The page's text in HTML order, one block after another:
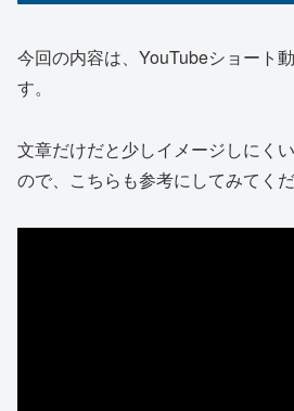
今回の内容は、YouTubeショート
す。
文章だけだと少しイメージしにく
ので、こちらも参考にしてみてくだ